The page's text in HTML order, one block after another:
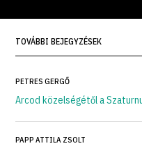
TOVÁBBI BEJEGYZÉSEK
PETRES GERGŐ
Arcod közelségétől a
PAPP ATTILA ZSOLT